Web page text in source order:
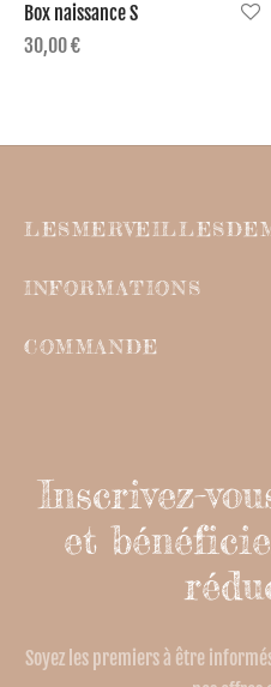
Box naissance S
30,00€
INFORMATIONS
COMMANDE
Inscrivez-
et
Soyez les premiers à être